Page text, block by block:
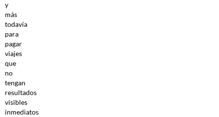
y
más
todavía
para
pagar
viajes
que
no
tengan
resultados
visibles
inmediatos